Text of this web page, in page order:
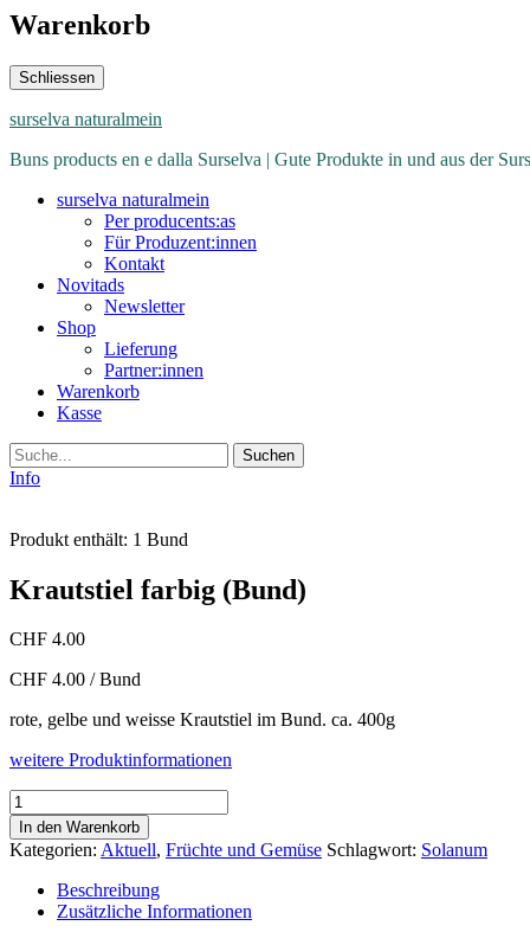
Warenkorb
Schliessen
surselva naturalmein
Buns products en e dalla Surselva | Gute Produkte in und aus der
surselva naturalmein
Per producents:as
Für Produzent:innen
Kontakt
Novitads
Newsletter
Shop
Lieferung
Partner:innen
Warenkorb
Kasse
Suche
Info
Produkt enthält: 1 Bund
Krautstiel farbig (Bund)
CHF 4.00
CHF 4.00 /Bund
rote, gelbe und weisse Krautstiel im Bund. ca. 400g
weitere Produktinformationen
Krautstiel
farbig
(Bund)
Menge
In den Warenkorb
Kategorien: Aktuell, Früchte und Gemüse Schlagwort: Solanum
Beschreibung
Zusätzliche Informationen